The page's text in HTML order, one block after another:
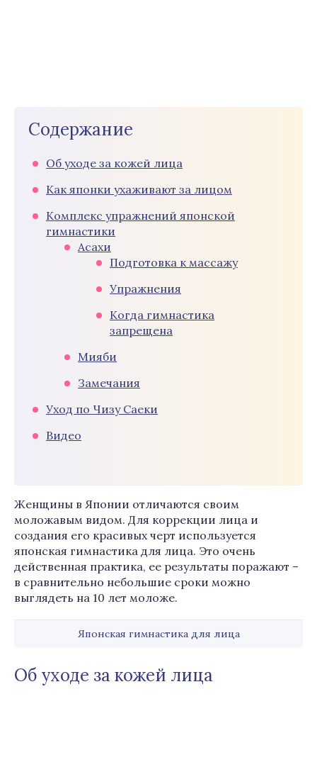
Содержание
Об уходе за кожей лица
Как японки ухаживают за лицом
Комплекс упражнений японской
гимнастики
Асахи
Подготовка к массажу
Упражнения
Когда гимнастика
запрещена
Мияби
Замечания
Уход по Чизу Саеки
Видео
Женщины в Японии отличаются своим
моложавым видом. Для коррекции лица и
создания его красивых черт используется
японская гимнастика для лица. Это очень
действенная практика, ее результаты поражают –
в сравнительно небольшие сроки можно
выглядеть на 10 лет моложе.
Японская гимнастика для лица
Об уходе за кожей лица